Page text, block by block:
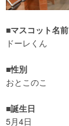
■マスコット名前
ドーレくん
■性別
おとこのこ
■誕生日
5月4日